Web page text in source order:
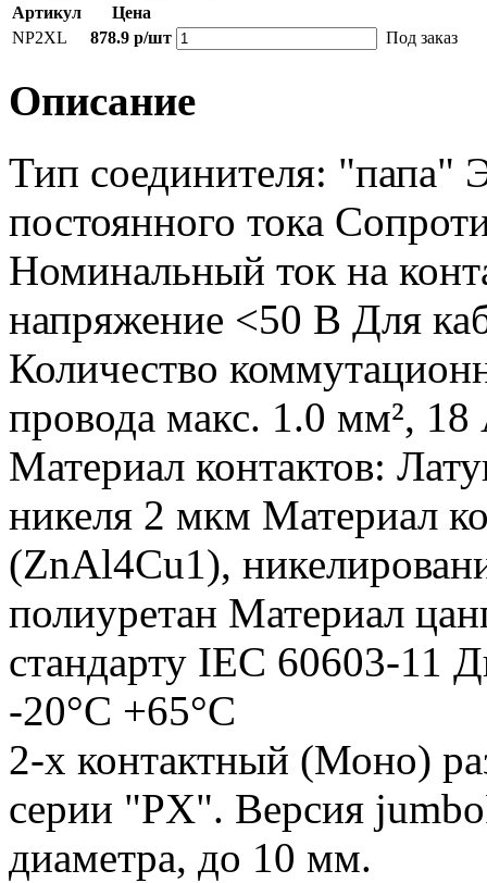
Артикул
Цена
NP2XL
878.9 р/шт Под заказ
Описание
Тип соединителя: "папа"
постоянного тока
Номинальный ток на
напряжение <50 В Для
Количество
провода макс. 1.0 мм²,
Материал контактов:
никеля 2 мкм Материал
(ZnAl4Cu1),
полиуретан Материал
стандарту IEC 60603-11
-20°C +65°C
2-х контактный (Моно)
серии "PX". Версия
диаметра, до 10 мм.